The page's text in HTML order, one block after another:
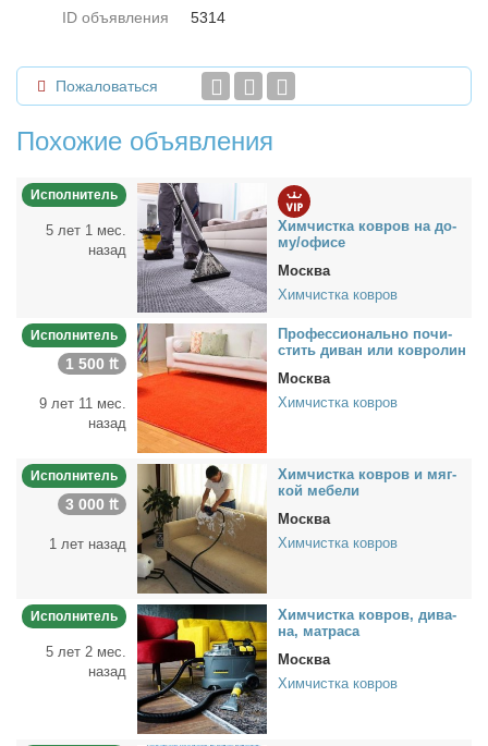
ID объявления 5314
Пожаловаться
Похожие объявления
Исполнитель
5 лет 1 мес.
назад
Хим­чист­ка ков­ров на до­
му/офи­се
Москва
Химчистка ковров
Исполнитель
1 500 ₶
9 лет 11 мес.
назад
Про­фес­сио­наль­но по­чи­
стить ди­ван или ков­ро­лин
Москва
Химчистка ковров
Исполнитель
3 000 ₶
1 лет назад
Хим­чист­ка ков­ров и мяг­
кой ме­бе­ли
Москва
Химчистка ковров
Исполнитель
5 лет 2 мес.
назад
Хим­чист­ка ков­ров, ди­ва­
на, мат­ра­са
Москва
Химчистка ковров